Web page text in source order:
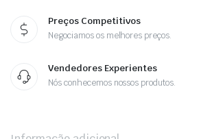
Preços Competitivos
Negociamos os melhores preços.
Vendedores Experientes
Nós conhecemos nossos produtos.